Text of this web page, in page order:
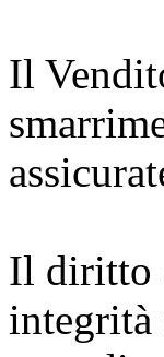
Il
Il diritto
integrità